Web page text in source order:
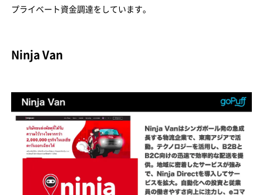
プライベート資金調達をしています。
Ninja Van